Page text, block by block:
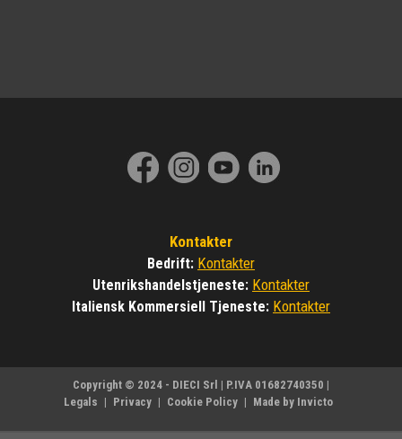
Kontakter
Bedrift: Kontakter
Utenrikshandelstjeneste: Kontakter
Italiensk Kommersiell Tjeneste: Kontakter
Copyright © 2024 - DIECI Srl | P.IVA 01682740350 |
Legals | Privacy | Cookie Policy | Made by Invicto